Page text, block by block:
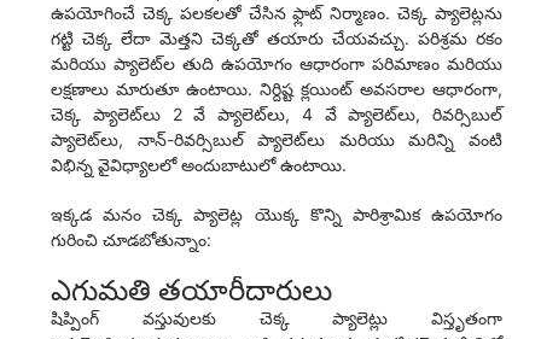
ఉపయోగించే చెక్క పలకలతో చేసిన ఫ్లాట్ నిర్మాణం. చెక్క ప్యాలెట్లను
గట్టి చెక్క లేదా మెత్తని చెక్కతో తయారు చేయవచ్చు. పరిశ్రమ రకం
మరియు ప్యాలెట్‌ల తుది ఉపయోగం ఆధారంగా పరిమాణం మరియు
లక్షణాలు మారుతూ ఉంటాయి. నిర్దిష్ట క్లయింట్ అవసరాల ఆధారంగా,
చెక్క ప్యాలెట్‌లు 2 వే ప్యాలెట్‌లు, 4 వే ప్యాలెట్‌లు, రివర్సిబుల్
ప్యాలెట్‌లు, నాన్-రివర్సిబుల్ ప్యాలెట్‌లు మరియు మరిన్ని వంటి
విభిన్న వైవిధ్యాలలో అందుబాటులో ఉంటాయి.
ఇక్కడ మనం చెక్క ప్యాలెట్ల యొక్క కొన్ని పారిశ్రామిక ఉపయోగం
గురించి చూడబోతున్నాం:
ఎగుమతి తయారీదారులు
షిప్పింగ్ వస్తువులకు చెక్క ప్యాలెట్లు విస్తృతంగా